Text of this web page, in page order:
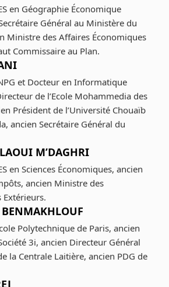
en Géographie Économique
Général au Ministère du
Ministre des Affaires Économiques
Commissaire au Plan.
et Docteur en Informatique
de l’Ecole Mohammedia des
Président de l’Université Chouaïb
ancien Secrétaire Général du
M’DAGHRI
en Sciences Économiques, ancien
ancien Ministre des
Extérieurs.
Polytechnique de Paris, ancien
3i, ancien Directeur Général
la Centrale Laitière, ancien PDG de